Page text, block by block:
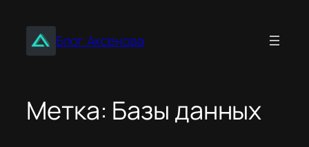
содержимомуБлог Аксенова
Метка: Базы данных